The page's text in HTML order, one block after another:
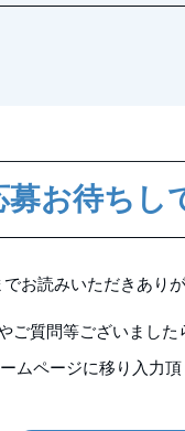
募お待ちし
お読みいただきあり
ご質問等ございました
ムページに移り入力